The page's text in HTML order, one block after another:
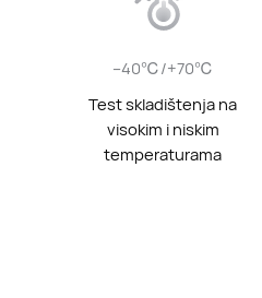
–40℃/+70℃
Test skladištenja na
visokim i niskim
temperaturama